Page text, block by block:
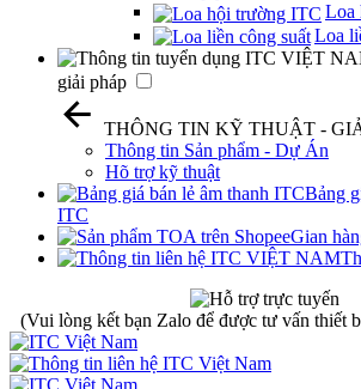
Loa
Loa
giải pháp
THÔNG TIN KỸ THUẬT -
Thông tin Sản phẩm - Dự Án
Hõ trợ kỹ thuật
Bảng
ITC
Gian
(Vui lòng kết bạn Zalo để được tư vấn thiết